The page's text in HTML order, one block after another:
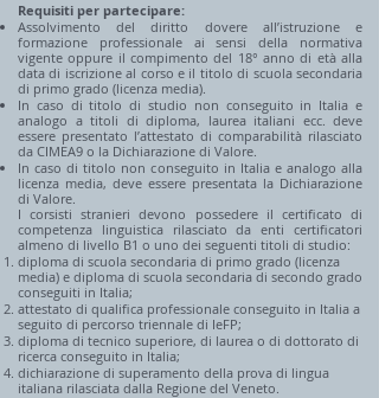
Requisiti per partecipare:
Assolvimento del diritto dovere all’istruzione e
formazione professionale ai sensi della normativa
vigente oppure il compimento del 18° anno di età alla
data di iscrizione al corso e il titolo di scuola secondaria
di primo grado (licenza media).
In caso di titolo di studio non conseguito in Italia e
analogo a titoli di diploma, laurea italiani ecc. deve
essere presentato l’attestato di comparabilità rilasciato
da CIMEA9 o la Dichiarazione di Valore.
In caso di titolo non conseguito in Italia e analogo alla
licenza media, deve essere presentata la Dichiarazione
di Valore.
I corsisti stranieri devono possedere il certificato di
competenza linguistica rilasciato da enti certificatori
almeno di livello B1 o uno dei seguenti titoli di studio:
diploma di scuola secondaria di primo grado (licenza
media) e diploma di scuola secondaria di secondo grado
conseguiti in Italia;
attestato di qualifica professionale conseguito in Italia a
seguito di percorso triennale di IeFP;
diploma di tecnico superiore, di laurea o di dottorato di
ricerca conseguito in Italia;
dichiarazione di superamento della prova di lingua
italiana rilasciata dalla Regione del Veneto.